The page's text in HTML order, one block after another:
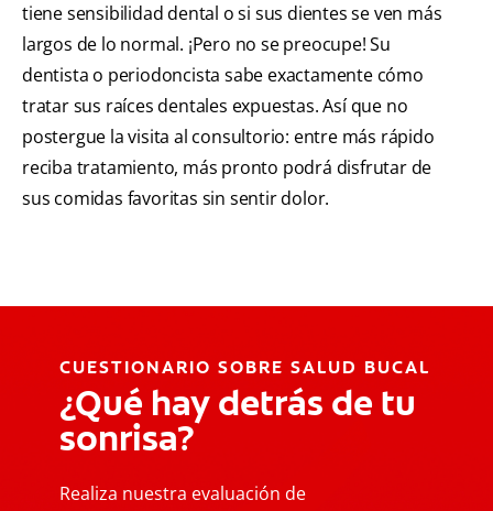
tiene sensibilidad dental o si sus dientes se ven más
largos de lo normal. ¡Pero no se preocupe! Su
dentista o periodoncista sabe exactamente cómo
tratar sus raíces dentales expuestas. Así que no
postergue la visita al consultorio: entre más rápido
reciba tratamiento, más pronto podrá disfrutar de
sus comidas favoritas sin sentir dolor.
CUESTIONARIO SOBRE SALUD BUCAL
¿Qué hay detrás de tu
sonrisa?
Realiza nuestra evaluación de